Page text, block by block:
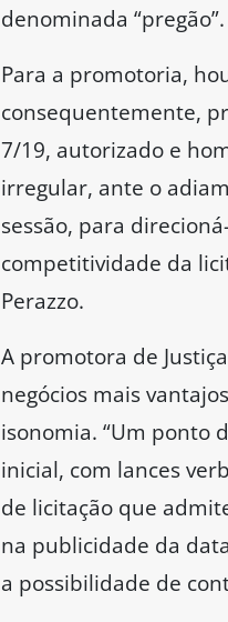
denominada “pregão”.
Para a promotoria,
consequentemente,
7/19, autorizado e
irregular, ante o
sessão, para
competitividade da
Perazzo.
A promotora de
negócios mais
isonomia. “Um ponto
inicial, com lances
de licitação que
na publicidade da
a possibilidade de